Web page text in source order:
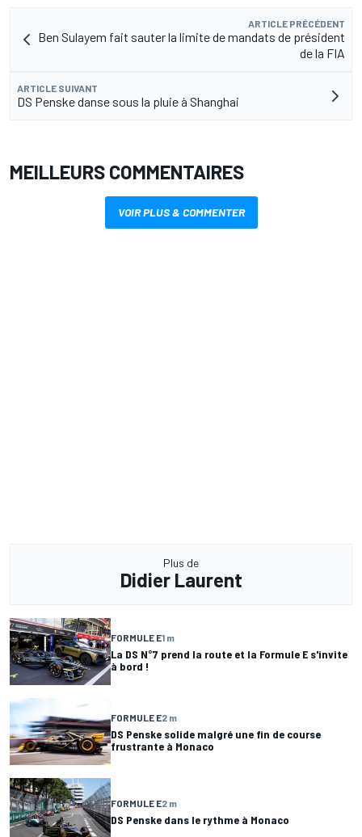
ARTICLE PRÉCÉDENT
Ben Sulayem fait sauter la limite de mandats de président
de la FIA
ARTICLE SUIVANT
DS Penske danse sous la pluie à Shanghai
MEILLEURS COMMENTAIRES
VOIR PLUS & COMMENTER
Plus de
Didier Laurent
FORMULE E1 m
La DS N°7 prend la route et la Formule E s'invite
à bord !
FORMULE E2 m
DS Penske solide malgré une fin de course
frustrante à Monaco
FORMULE E2 m
DS Penske dans le rythme à Monaco